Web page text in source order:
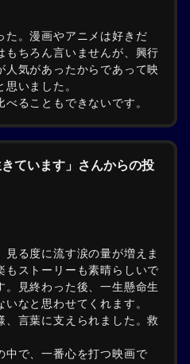
た。漫画やアニメは好きだ
もちろん言いませんが、興行
人気があったからであって映
いました。
ることもできないです。
ています」さんからの投
る度に流す涙の量が増えま
もストーリーも素晴らしいで
。見終わった後、一生懸命生
なと思わせてくれます。
、言葉に支えられました。救
中で、一番心を打つ映画で